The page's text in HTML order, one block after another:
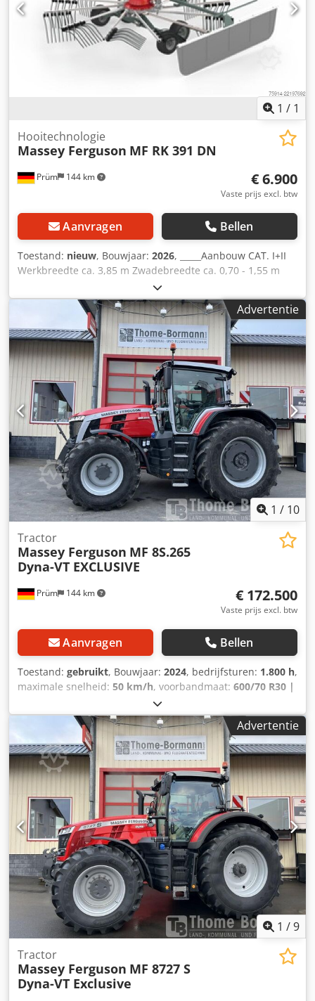
Brutoprijs: €12.257,00 Opslaglocatie: niet vermeld
1 / 1
Prüm 144 km
Hooitechnologie
Massey Ferguson MF RK 391 DN
€ 6.900
Vaste prijs excl. btw
Aanvragen Bellen
Toestand: nieuw, Bouwjaar: 2026, _____Aanbouw CAT. I+II
Werkbreedte ca. 3,85 m Zwadebreedte ca. 0,70 - 1,55 m
Transportbreedte ca. (zonder tandendragers) 1,68 m
Transportlengte ca. 2,34 m Rotordiameter 2,96 m Aantal
tandarmen per rotor 10 Dubbele tanden per arm 4 Banden
rotoronderstel 2x 16/6.50-8 tandem-as Speciale uitrusting
Benodigde vermogensbehoefte ca. kW/pk 20/27 Benodigde
hydraulische aansluitingen – Hoogteverstelling rotor
mechanisch Aftakastoerental omw/min 540 Aandrijfas met
overbelastingsbeveiliging (ster-ratel) Crjdezgqq Repfx
Afnsf Aandrijfasprofiel 1 3/8" 6-delig
Waarschuwingsborden speciale uitrusting Verlichting
speciale uitrusting Gewicht ca. 520 kg Speciale uitrusting: -
Set waarschuwingsborden met LED-verlichting - 1 set
tandemassen met wielen 16/6.50-8 Intern nummer 14393
Nettoprijs: €6.900,00 Brutoprijs: €8.211,00 Locatie
voorraad: niet opgegeven
Advertentie
1 / 10
Prüm 144 km
Tractor
Massey Ferguson MF 8S.265
Dyna-VT EXCLUSIVE
€ 172.500
Vaste prijs excl. btw
Aanvragen Bellen
Toestand: gebruikt, Bouwjaar: 2024, bedrijfsturen: 1.800 h,
maximale snelheid: 50 km/h, voorbandmaat: 600/70 R30 |
710/70 R42 | 0%
710/70 R42, aantal bedden:43, Banden (v):600/70 R30,
banden (a):710/70 R42, bedrijfsuren:1800, eerste
registratie:02.02.2024_____Standaarduitrusting / technische
gegevensMOTOR Max. vermogen 195/265 kW/pk (ISO
14396) Max. koppel 1200 Nm Maximaal vermogen met
vermogensmanagement 209/285 kW/pk Max. koppel met
vermogensmanagement 1257 Nm 6 cilinders, 7,4l AGCO
Power - 74 LFNT-5D, CR, 4V Emissienorm (DOC+SC+SCR)
zonder uitlaatgasrecirculatie Stage 5 Elektronische
motorbesturing met Vistronic ventilatorregeling
Motortoerentalgeheugen Powercore motorluchtfilter met
grove vuilafzuiging Codjzdmtvopfx Afnsrf EasyCare
koelerpakket Extra brandstofvoorfilter met waterafscheider
Brandstoftank van 500 liter
Advertentie
1 /9
Tractor
Massey Ferguson MF 8727 S
Dyna-VT Exclusive